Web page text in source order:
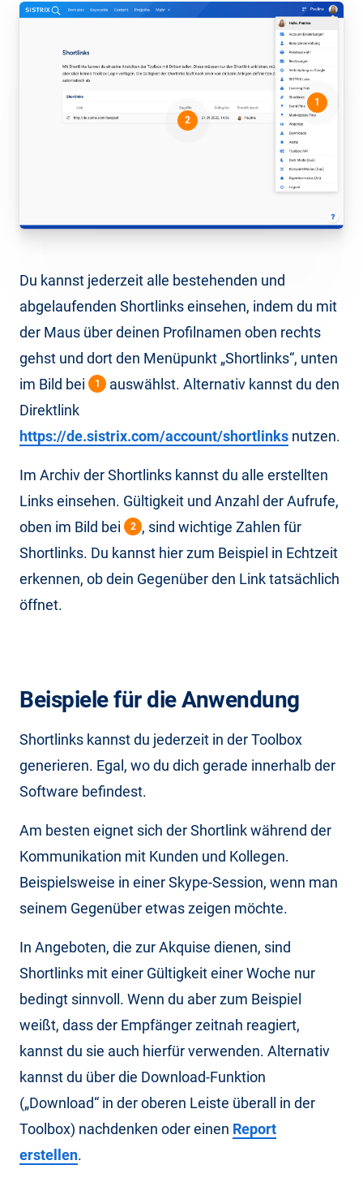
1
2
Du kannst jederzeit alle bestehenden und
abgelaufenden Shortlinks einsehen, indem du mit
der Maus über deinen Profilnamen oben rechts
gehst und dort den Menüpunkt „Shortlinks“, unten
im Bild bei
1
auswählst. Alternativ kannst du den
Direktlink
https://de.sistrix.com/account/shortlinks nutzen.
Im Archiv der Shortlinks kannst du alle erstellten
Links einsehen. Gültigkeit und Anzahl der Aufrufe,
oben im Bild bei
2
, sind wichtige Zahlen für
Shortlinks. Du kannst hier zum Beispiel in Echtzeit
erkennen, ob dein Gegenüber den Link tatsächlich
öffnet.
Beispiele für die Anwendung
Shortlinks kannst du jederzeit in der Toolbox
generieren. Egal, wo du dich gerade innerhalb der
Software befindest.
Am besten eignet sich der Shortlink während der
Kommunikation mit Kunden und Kollegen.
Beispielsweise in einer Skype-Session, wenn man
seinem Gegenüber etwas zeigen möchte.
In Angeboten, die zur Akquise dienen, sind
Shortlinks mit einer Gültigkeit einer Woche nur
bedingt sinnvoll. Wenn du aber zum Beispiel
weißt, dass der Empfänger zeitnah reagiert,
kannst du sie auch hierfür verwenden. Alternativ
kannst du über die Download-Funktion
(„Download“ in der oberen Leiste überall in der
Toolbox) nachdenken oder einen Report
erstellen.